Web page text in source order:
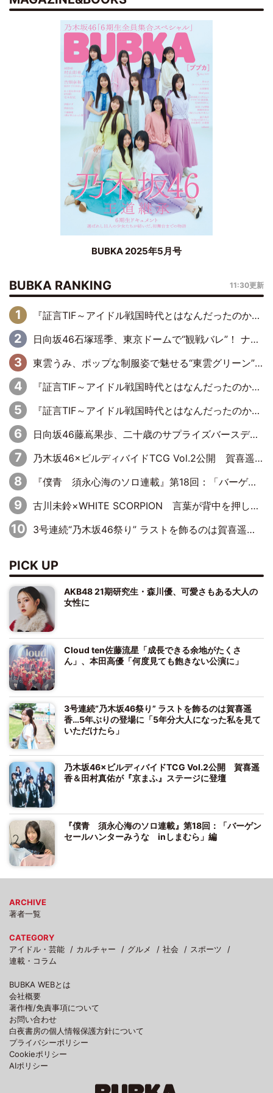
BUBKA 2025年5月号
BUBKA RANKING 11:30更新
『証言TIF～アイドル戦国時代とはなんだったのか～』第6回：でんぱ組.inc・古川未鈴×相沢梨紗「『ハロプロやりたかったな』って言ったら、夢眠ねむさんに『てめえはでんぱ組．incなんだよ！』って肩パンされて(笑)」
日向坂46石塚瑶季、東京ドームで“観戦バレ”！ ナイツ・塙も認めた「巨人に詳しすぎるアイドル」は元VENUSスクール生で杉内コーチ推し⁉
東雲うみ、ポップな制服姿で魅せる“東雲グリーン”の正体
『証言TIF～アイドル戦国時代とはなんだったのか～』第8回：Negicco・Nao☆×Megu×Kaede「東京からオファーが来たのと、梨の皮剥きとどっちが大事なんだって」
『証言TIF～アイドル戦国時代とはなんだったのか～』第10回：さくら学院・武藤彩未×飯田らうら「正直、中3で辞めるというのを信じてなくて。そう言われてはいたけど、嘘でしょって」
日向坂46藤嶌果歩、二十歳のサプライズバースデーに大喜び「頼られる先輩になれるように努力していきたい」
乃木坂46×ビルディバイドTCG Vol.2公開 賀喜遥香＆田村真佑が『京まふ』ステージに登壇
『僕青 須永心海のソロ連載』第18回：「バーゲンセールハンターみうな inしまむら」編
古川未鈴×WHITE SCORPION 言葉が背中を押した“それぞれの決意”
3号連続“乃木坂46祭り” ラストを飾るのは賀喜遥香…5年ぶりの登場に「5年分大人になった私を見ていただけたら」
PICK UP
AKB48 21期研究生・森川優、可愛さもある大人の
女性に
Cloud ten佐藤流星「成長できる余地がたくさ
ん」、本田高優「何度見ても飽きない公演に」
3号連続“乃木坂46祭り” ラストを飾るのは賀喜遥
香…5年ぶりの登場に「5年分大人になった私を見て
いただけたら」
乃木坂46×ビルディバイドTCG Vol.2公開 賀喜遥
香＆田村真佑が『京まふ』ステージに登壇
『僕青 須永心海のソロ連載』第18回：「バーゲン
セールハンターみうな inしまむら」編
ARCHIVE
著者一覧
CATEGORY
アイドル・芸能
カルチャー グルメ 社会
スポーツ
連載・コラム
BUBKA WEBとは
会社概要
著作権/免責事項について
お問い合わせ
白夜書房の個人情報保護方針について
プライバシーポリシー
Cookieポリシー
AIポリシー